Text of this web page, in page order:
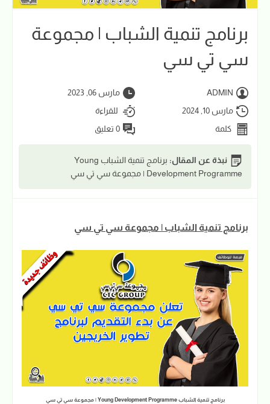
برنامج تنمية الشباب | مجموعة
سي تي سي
ADMIN
مارس 06, 2023
مارس 10, 2024
للقراءة
كلمة
0 تعليق
نبذة عن المقال:
برنامج تنمية الشباب Young
Development Programme | مجموعة سي تي سي
برنامج تنمية الشباب | مجموعة سي تي سي
برنامج تنمية الشباب Young Development Programme | مجموعة سي تي سي